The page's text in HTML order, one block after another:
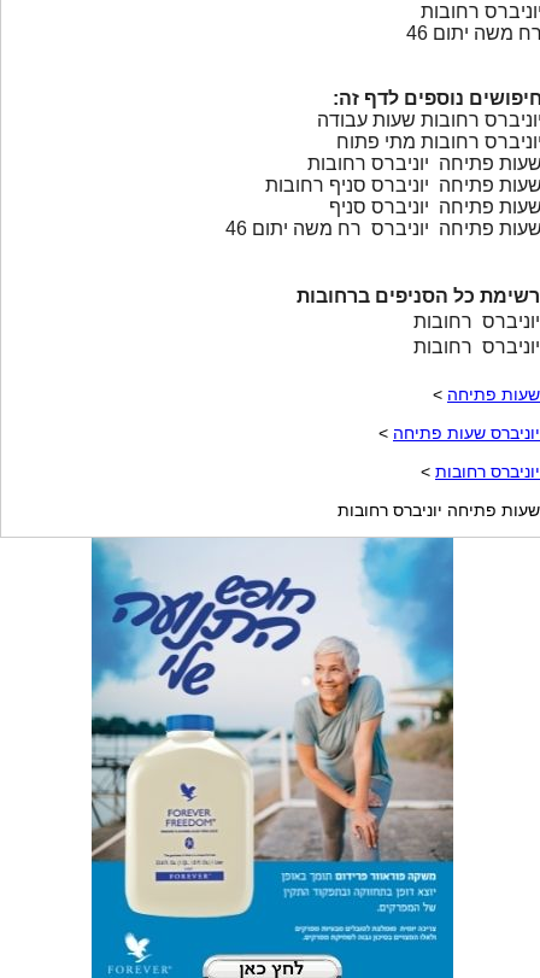
רחובות
משה יתום 46
נוספים לדף זה:
רחובות שעות עבודה
רחובות מתי פתוח
פתיחה יוניברס רחובות
פתיחה יוניברס סניף רחובות
פתיחה יוניברס סניף
פתיחה יוניברס רח משה יתום 46
רשימת כל הסניפים ברחובות
יוניברס רחובות
יוניברס רחובות
שעות פתיחה >
יוניברס שעות פתיחה >
יוניברס רחובות >
שעות פתיחה יוניברס רחובות